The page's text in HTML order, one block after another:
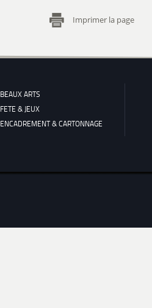
Imprimer la page
BEAUX ARTS
FETE & JEUX
ENCADREMENT & CARTONNAGE